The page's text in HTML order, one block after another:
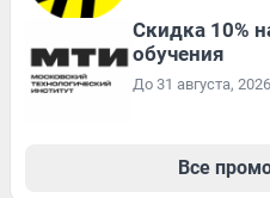
Скидка 10%
обучения
До 31 августа, 2026
Все